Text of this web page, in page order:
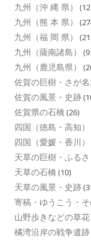
九州（沖 縄 県）
九州（熊 本 県）
九州（福 岡 県）
九州（薩南諸島）
九州（鹿児島県）
佐賀の巨樹・さが
佐賀の風景・史跡
佐賀県の石橋 (26)
四国（徳島・高知）
四国（愛媛・香川）
天草の巨樹・ふる
天草の石橋 (10)
天草の風景・史跡
寄稿・ゆうこう・
山野歩きなどの草花
橘湾沿岸の戦争遺跡